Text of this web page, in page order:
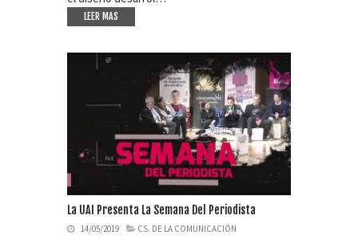
LEER MAS
La UAI Presenta La Semana Del Periodista
14/05/2019 CS. DE LA COMUNICACIÓN